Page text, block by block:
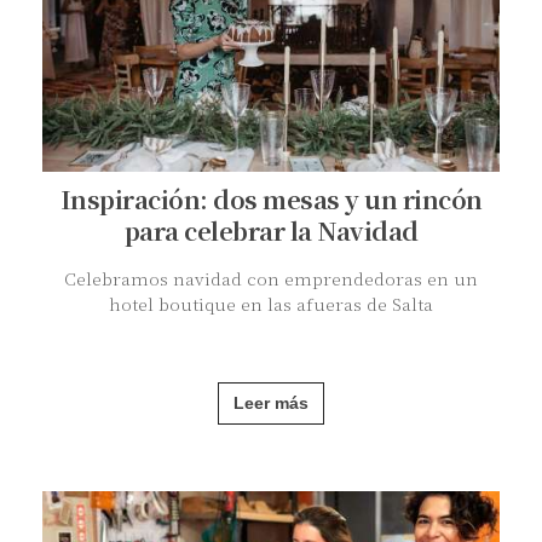
Inspiración: dos mesas y un rincón
para celebrar la Navidad
Celebramos navidad con emprendedoras en un
hotel boutique en las afueras de Salta
Leer más